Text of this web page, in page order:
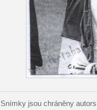
Snímky jsou chráněny